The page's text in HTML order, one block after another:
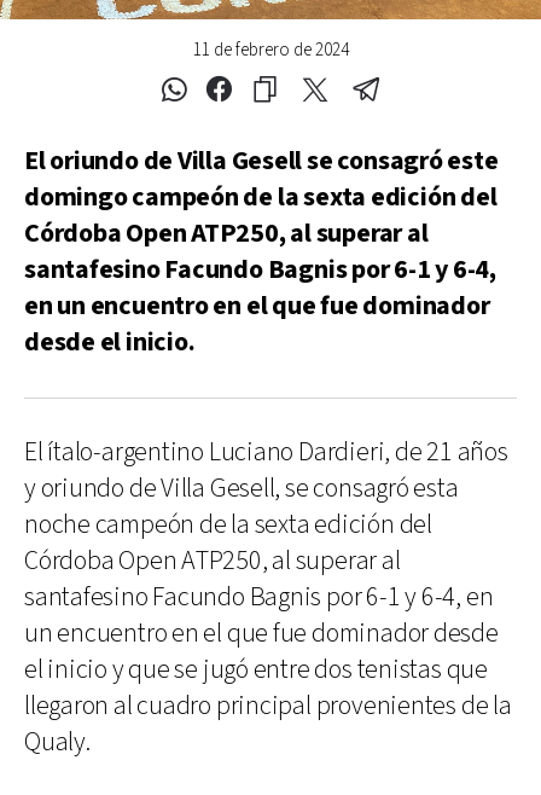
11 de febrero de 2024
El oriundo de Villa Gesell se consagró este
domingo campeón de la sexta edición del
Córdoba Open ATP250, al superar al
santafesino Facundo Bagnis por 6-1 y 6-4,
en un encuentro en el que fue dominador
desde el inicio.
El ítalo-argentino Luciano Dardieri, de 21 años
y oriundo de Villa Gesell, se consagró esta
noche campeón de la sexta edición del
Córdoba Open ATP250, al superar al
santafesino Facundo Bagnis por 6-1 y 6-4, en
un encuentro en el que fue dominador desde
el inicio y que se jugó entre dos tenistas que
llegaron al cuadro principal provenientes de la
Qualy.